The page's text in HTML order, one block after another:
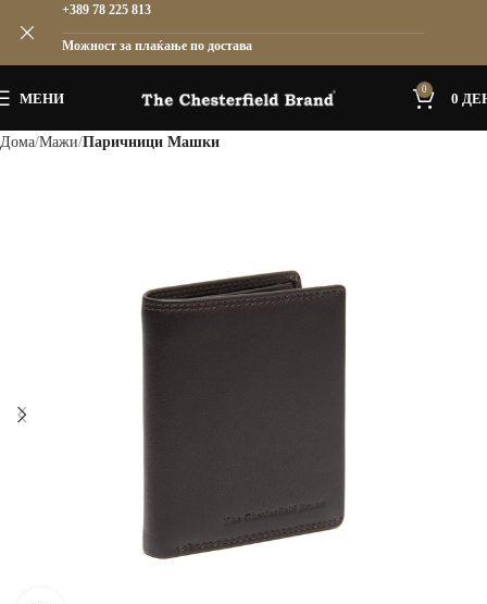
МЕНИ
0
0
Дома Мажи Паричници Машки
+389 78 225 813
Можност за плаќање по достава